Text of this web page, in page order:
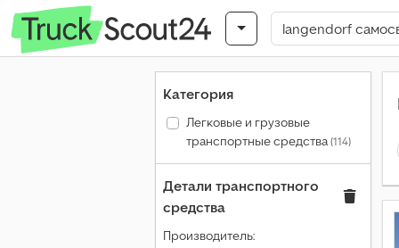
Категория
Легковые и грузовые
транспортные средства(114)
Детали транспортного
средства
Производитель: